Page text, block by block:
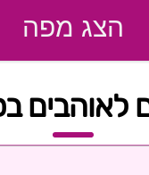
הצג מפה
לאוהבים